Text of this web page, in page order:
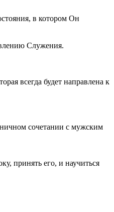
в котором Он
Служения.
всегда будет направлена к
сочетании с мужским
принять его, и научиться